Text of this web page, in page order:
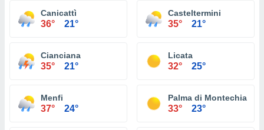
Canicattì
36° 21°
Casteltermini
35° 21°
Cianciana
35° 21°
Licata
32° 25°
Menfi
37° 24°
Palma di Montechiaro
33° 23°